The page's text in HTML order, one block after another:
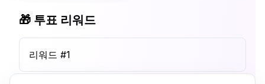
🎁 투표 리워드
리워드 #1